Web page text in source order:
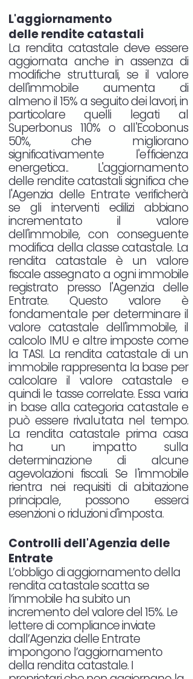
L'aggiornamento
delle rendite catastali
La rendita catastale deve essere
aggiornata anche in assenza di
modifiche strutturali, se il valore
dell'immobile aumenta di
almeno il 15% a seguito dei lavori, in
particolare quelli legati al
Superbonus 110% o all'Ecobonus
50%, che migliorano
significativamente l'efficienza
energetica.. L'aggiornamento
delle rendite catastali significa che
l'Agenzia delle Entrate verificherà
se gli interventi edilizi abbiano
incrementato il valore
dell'immobile, con conseguente
modifica della classe catastale. La
rendita catastale è un valore
fiscale assegnato a ogni immobile
registrato presso l'Agenzia delle
Entrate. Questo valore è
fondamentale per determinare il
valore catastale dell'immobile, il
calcolo IMU e altre imposte come
la TASI. La rendita catastale di un
immobile rappresenta la base per
calcolare il valore catastale e
quindi le tasse correlate. Essa varia
in base alla categoria catastale e
può essere rivalutata nel tempo.
La rendita catastale prima casa
ha un impatto sulla
determinazione di alcune
agevolazioni fiscali. Se l'immobile
rientra nei requisiti di abitazione
principale, possono esserci
esenzioni o riduzioni d'imposta.
Controlli dell'Agenzia delle
Entrate
L’obbligo di aggiornamento della
rendita catastale scatta se
l’immobile ha subito un
incremento del valore del 15%. Le
lettere di compliance inviate
dall’Agenzia delle Entrate
impongono l’aggiornamento
della rendita catastale. I